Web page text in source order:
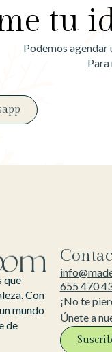
tu
Podemos
que
Con
mundo
de
655 470
¡No te
Únete a